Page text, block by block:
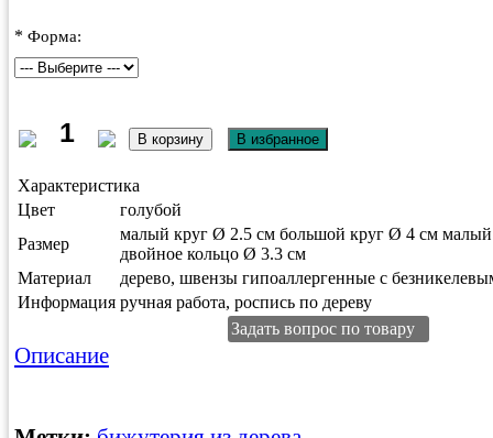
* Форма:
Характеристика
Цвет
голубой
Размер
малый круг Ø 2.5 см большой круг Ø 4 см
двойное кольцо Ø 3.3 см
Материал
дерево, швензы гипоаллергенные с
Информация ручная работа, роспись по дереву
Задать вопрос по товару
Описание